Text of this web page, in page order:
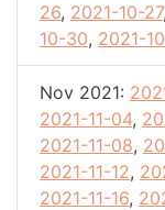
26, 2021-10-27,
10-30, 2021-
Nov 2021:
2021-11-04,
2021-11-08,
2021-11-12,
2021-11-16,